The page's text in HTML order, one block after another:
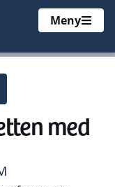
Meny
med